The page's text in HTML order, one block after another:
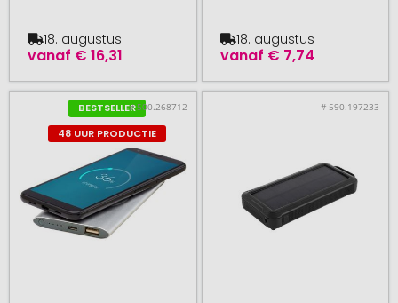
vanaf € 16,31
18. augustus
vanaf € 7,74
18. augustus
BESTSELLER
48 UUR PRODUCTIE
# 500.268712 # 590.197233